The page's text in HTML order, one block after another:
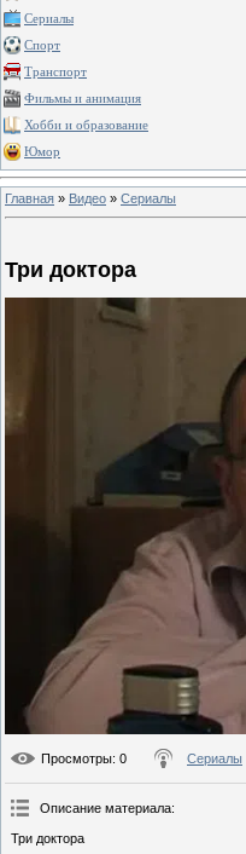
Сериалы
Спорт
Транспорт
Фильмы и анимация
Хобби и образование
Юмор
Главная » Видео » Сериалы
Три доктора
Просмотры: 0 Сериалы
Описание материала:
Три доктора